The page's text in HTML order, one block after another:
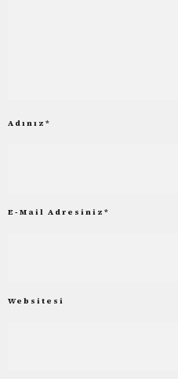
Adınız *
E-Mail Adresiniz *
Websitesi